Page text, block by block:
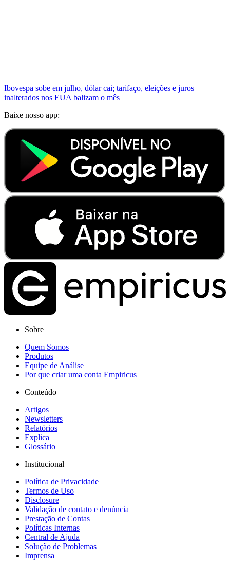
Ibovespa sobe em julho, dólar cai; tarifaço, eleições e juros
inalterados nos EUA balizam o mês
Baixe nosso app:
Sobre
Quem Somos
Produtos
Equipe de Análise
Por que criar uma conta Empiricus
Conteúdo
Artigos
Newsletters
Relatórios
Explica
Glossário
Institucional
Política de Privacidade
Termos de Uso
Disclosure
Validação de contato e denúncia
Prestação de Contas
Políticas Internas
Central de Ajuda
Solução de Problemas
Imprensa